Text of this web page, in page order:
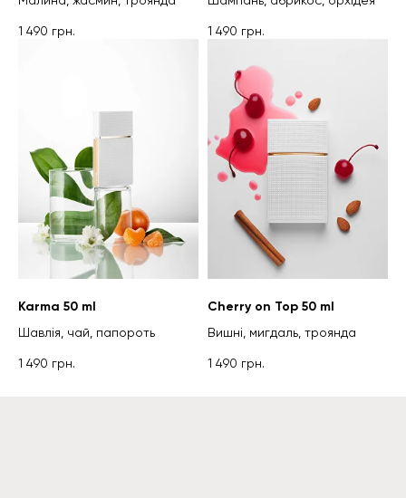
1 490 грн. 1 490 грн.
Karma 50 ml
Шавлія, чай, папороть
1 490 грн.
Cherry on Top 50 ml
Вишні, мигдаль, троянда
1 490 грн.